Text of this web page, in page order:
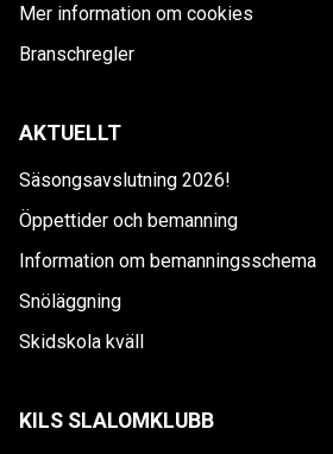
Mer information om cookies
Branschregler
AKTUELLT
Säsongsavslutning 2026!
Öppettider och bemanning
Information om bemanningsschema
Snöläggning
Skidskola kväll
KILS SLALOMKLUBB